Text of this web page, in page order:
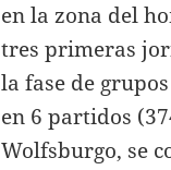
en la zona del
tres primeras
la fase de
en 6 partidos
Wolfsburgo, se